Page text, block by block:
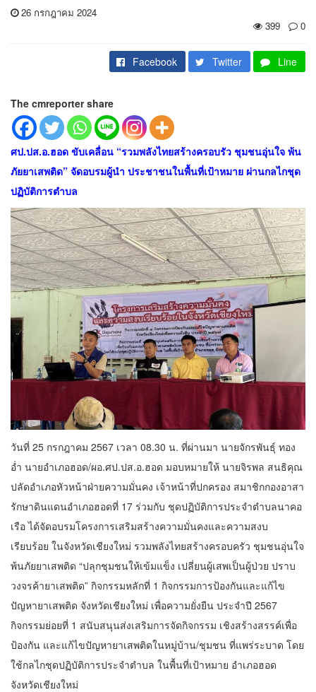
26 กรกฎาคม 2024
399
0
Facebook Twitter Line
The cmreporter share
ศป.ปส.อ.ฮอด ขับเคลื่อน “รวมพลังไทยสร้างครอบรัว ชุมชนอุ่นใจ พ้น
ภัยยาเสพติด” จัดอบรมผู้นำ ประชาชนในพื้นที่เป้าหมาย ผ่านกลไกชุด
ปฏิบัติการตำบล
วันที่ 25 กรกฎาคม 2567 เวลา 08.30 น. ที่ผ่านมา นายจักรพันธุ์ ทอง
อ่ำ นายอำเภอฮอด/ผอ.ศป.ปส.อ.ฮอด มอบหมายให้ นายจิรพล สนธิคุณ
ปลัดอำเภอหัวหน้าฝ่ายความมั่นคง เจ้าหน้าที่ปกครอง สมาชิกกองอาสา
รักษาดินแดนอำเภอฮอดที่ 17 ร่วมกับ ชุดปฏิบัติการประจำตำบลนาคอ
เรือ ได้จัดอบรมโครงการเสริมสร้างความมั่นคงและความสงบ
เรียบร้อย ในจังหวัดเชียงใหม่ รวมพลังไทยสร้างครอบครัว ชุมชนอุ่นใจ
พ้นภัยยาเสพติด “ปลุกชุมชนให้เข้มแข็ง เปลี่ยนผู้เสพเป็นผู้ป่วย ปราบ
วงจรค้ายาเสพติด” กิจกรรมหลักที่ 1 กิจกรรมการป้องกันและแก้ไข
ปัญหายาเสพติด จังหวัดเชียงใหม่ เพื่อความยั่งยืน ประจำปี 2567
กิจกรรมย่อยที่ 1 สนับสนุนส่งเสริมการจัดกิจกรรม เชิงสร้างสรรค์เพื่อ
ป้องกัน และแก้ไขปัญหายาเสพติดในหมู่บ้าน/ชุมชน ที่แพร่ระบาด โดย
ใช้กลไกชุดปฏิบัติการประจำตำบล ในพื้นที่เป้าหมาย อำเภอฮอด
จังหวัดเชียงใหม่